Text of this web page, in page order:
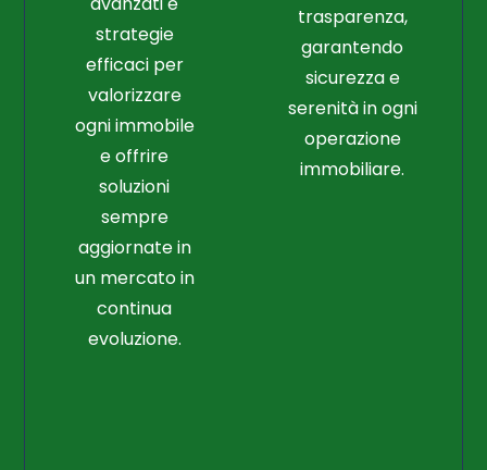
strategie
efficaci per
valorizzare
ogni immobile
e offrire
soluzioni
sempre
aggiornate in
un mercato in
continua
evoluzione.
trasparenza,
garantendo
sicurezza e
serenità in ogni
operazione
immobiliare.